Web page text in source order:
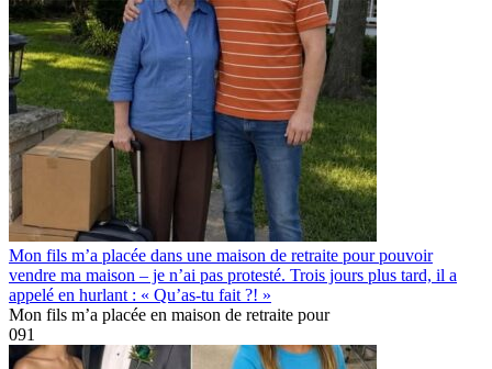
Mon fils m’a placée dans une maison de retraite pour pouvoir
vendre ma maison – je n’ai pas protesté. Trois jours plus tard, il a
appelé en hurlant : « Qu’as-tu fait ?! »
Mon fils m’a placée en maison de retraite pour
091